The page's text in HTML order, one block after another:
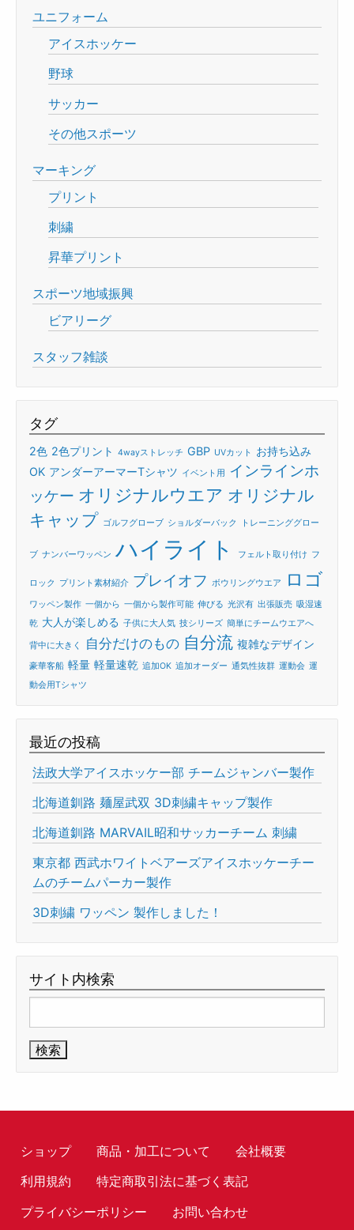
ユニフォーム
アイスホッケー
野球
サッカー
その他スポーツ
マーキング
プリント
刺繍
昇華プリント
スポーツ地域振興
ビアリーグ
スタッフ雑談
タグ
2色 2色プリント 4wayストレッチ GBP UVカット
お持ち込み
OK アンダーアーマーTシャツ イベント用
インラインホ
ッケー オリジナルウエア オリジナル
キャップ ゴルフグローブ ショルダーバック トレーニンググロー
ブ ナンバーワッペン ハイライト フェルト取り付け フ
ロック プリント素材紹介 プレイオフ ボウリングウエア ロゴ
ワッペン製作 一個から 一個から製作可能 伸びる 光沢有 出張販売 吸湿速
乾 大人が楽しめる 子供に大人気 技シリーズ 簡単にチームウエアへ
背中に大きく 自分だけのもの 自分流 複雑なデザイン
豪華客船 軽量 軽量速乾 追加OK 追加オーダー 通気性抜群 運動会 運
動会用Tシャツ
最近の投稿
法政大学アイスホッケー部 チームジャンバー製作
北海道釧路 麺屋武双 3D刺繍キャップ製作
北海道釧路 MARVAIL昭和サッカーチーム 刺繍
東京都 西武ホワイトベアーズアイスホッケーチー
ムのチームパーカー製作
3D刺繍 ワッペン 製作しました！
サイト内検索
索:
ショップ 商品・加工について
会社概要
利用規約
特定商取引法に基づく表記
プライバシーポリシー
お問い合わせ